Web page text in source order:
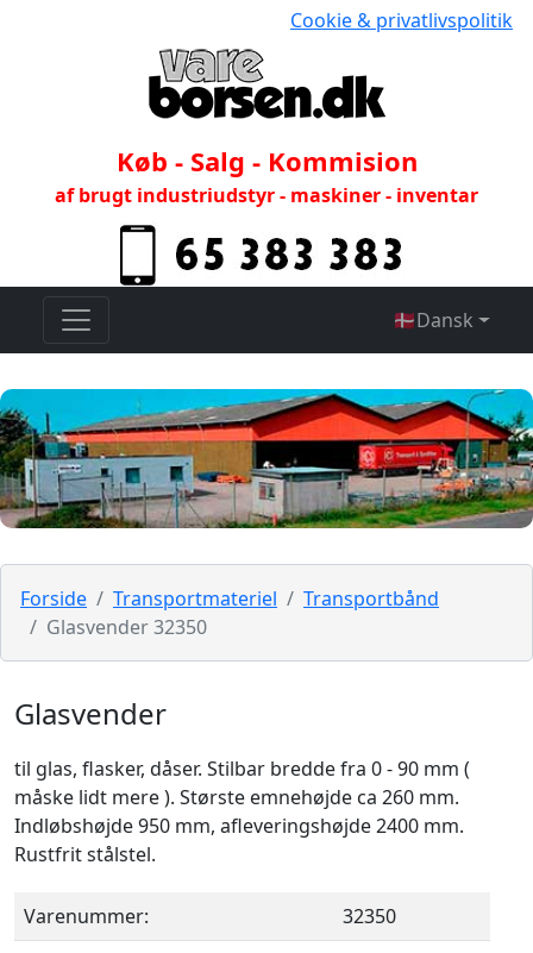
Cookie & privatlivspolitik
Køb - Salg - Kommision
af brugt industriudstyr - maskiner - inventar
🇩🇰Dansk
Forside Transportmateriel
Transportbånd
Glasvender 32350
Glasvender
til glas, flasker, dåser. Stilbar bredde fra 0 - 90 mm (
måske lidt mere ). Største emnehøjde ca 260 mm.
Indløbshøjde 950 mm, afleveringshøjde 2400 mm.
Rustfrit stålstel.
Varenummer:
32350